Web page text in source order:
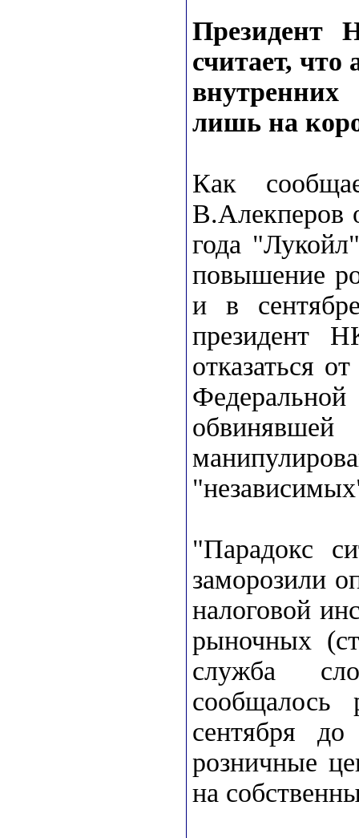
Президент
считает, что
лишь на
Как
В.Алекперов
года
повышение
и в
президент
отказаться
"Парадокс
заморозили
налоговой
рыночных
служба
сентября
розничные
на